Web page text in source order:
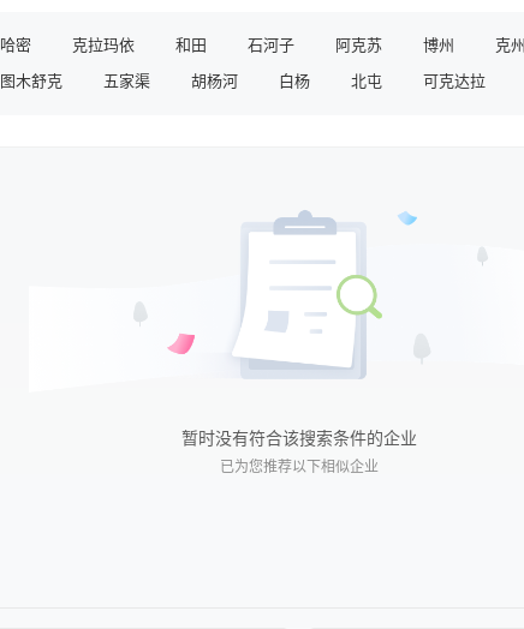
哈密 克拉玛依 和田 石河子 阿克苏 博州 克州
图木舒克 五家渠 胡杨河 白杨 北屯 可克达拉
暂时没有符合该搜索条件的企业
已为您推荐以下相似企业